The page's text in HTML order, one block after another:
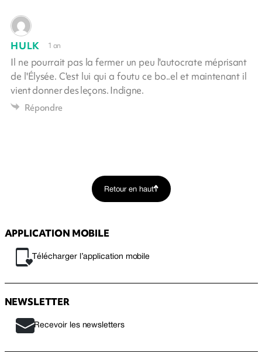
HULK 1 an
Il ne pourrait pas la fermer un peu l'autocrate méprisant
de l'Élysée. C'est lui qui a foutu ce bo..el et maintenant il
vient donner des leçons. Indigne.
Répondre
Retour en haut
APPLICATION MOBILE
Télécharger l’application mobile
NEWSLETTER
Recevoir les newsletters